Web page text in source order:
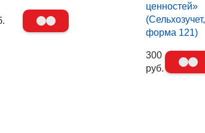
ценностей»
(Сельхозучет,
форма 121)
300
руб.